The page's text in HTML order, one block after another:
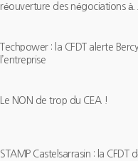
réouverture des négociations à...
Techpower : la CFDT alerte
l’entreprise
Le NON de trop du CEA !
STAMP Castelsarrasin : la CFDT